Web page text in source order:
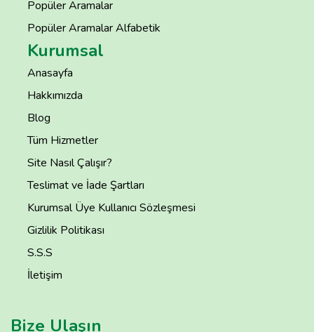
Popüler Aramalar
Popüler Aramalar Alfabetik
Kurumsal
Anasayfa
Hakkımızda
Blog
Tüm Hizmetler
Site Nasıl Çalışır?
Teslimat ve İade Şartları
Kurumsal Üye Kullanıcı Sözleşmesi
Gizlilik Politikası
S.S.S
İletişim
Bize Ulaşın